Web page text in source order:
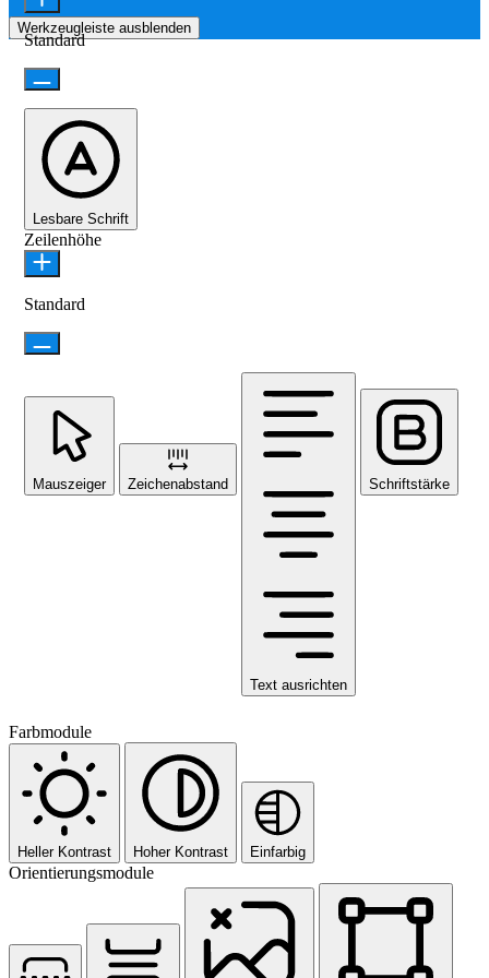
Werkzeugleiste ausblenden
Standard
Lesbare Schrift
Zeilenhöhe
Standard
Mauszeiger Zeichenabstand
Text ausrichten
Schriftstärke
Farbmodule
Heller Kontrast Hoher Kontrast Einfarbig
Orientierungsmodule